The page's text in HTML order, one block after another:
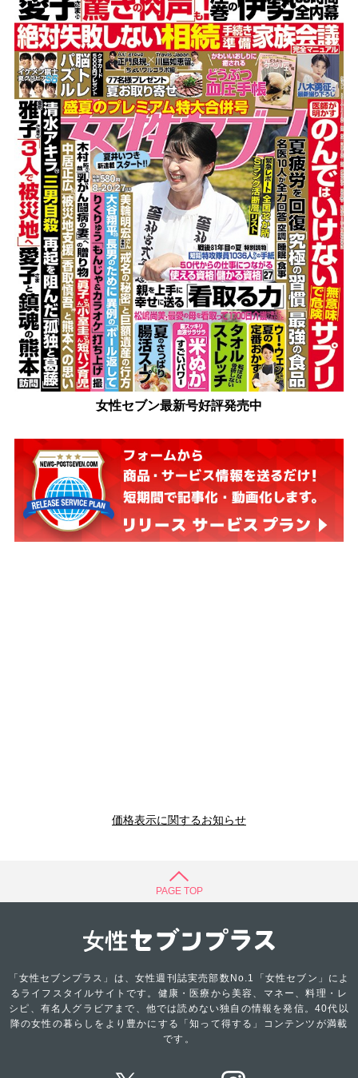
女性セブン最新号好評発売中
価格表示に関するお知らせ
PAGE TOP
「女性セブンプラス」は、女性週刊誌実売部数No.1「女性セブン」によ
るライフスタイルサイトです。健康・医療から美容、マネー、料理・レ
シピ、有名人グラビアまで、他では読めない独自の情報を発信。40代以
降の女性の暮らしをより豊かにする「知って得する」コンテンツが満載
です。